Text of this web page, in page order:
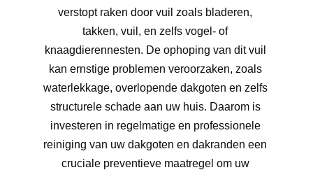
verstopt raken door vuil zoals bladeren,
takken, vuil, en zelfs vogel- of
knaagdierennesten. De ophoping van dit vuil
kan ernstige problemen veroorzaken, zoals
waterlekkage, overlopende dakgoten en zelfs
structurele schade aan uw huis. Daarom is
investeren in regelmatige en professionele
reiniging van uw dakgoten en dakranden een
cruciale preventieve maatregel om uw